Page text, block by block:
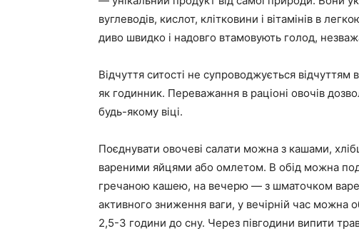
вуглеводів, кислот, клітковини і вітамінів в
диво швидко і надовго втамовують голод,
Відчуття ситості не супроводжується
як годинник. Переважання в раціоні овочів
будь-якому віці.
Поєднувати овочеві салати можна з кашами,
вареними яйцями або омлетом. В обід можна
гречаною кашею, на вечерю — з шматочком
активного зниження ваги, у вечірній час можна
2,5-3 години до сну. Через півгодини випити